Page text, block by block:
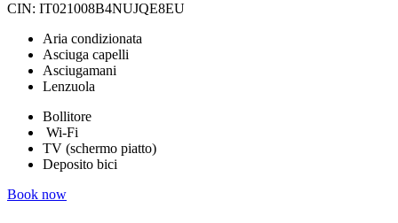
CIN: IT021008B4NUJQE8EU
Aria condizionata
Asciuga capelli
Asciugamani
Lenzuola
Bollitore
Wi-Fi
TV (schermo piatto)
Deposito bici
Book now